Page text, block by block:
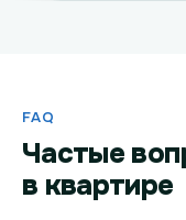
FAQ
Частые
в квартире